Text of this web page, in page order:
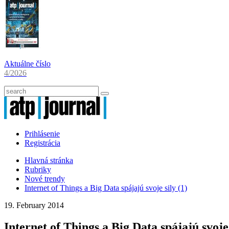
Aktuálne číslo
4/2026
Prihlásenie
Registrácia
Hlavná stránka
Rubriky
Nové trendy
Internet of Things a Big Data spájajú svoje sily (1)
19. February 2014